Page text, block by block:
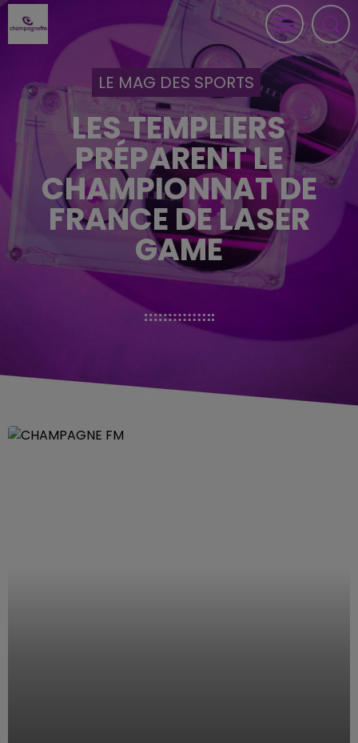
LE MAG DES SPORTS
LES TEMPLIERS
PRÉPARENT LE
CHAMPIONNAT DE
FRANCE DE LASER
GAME